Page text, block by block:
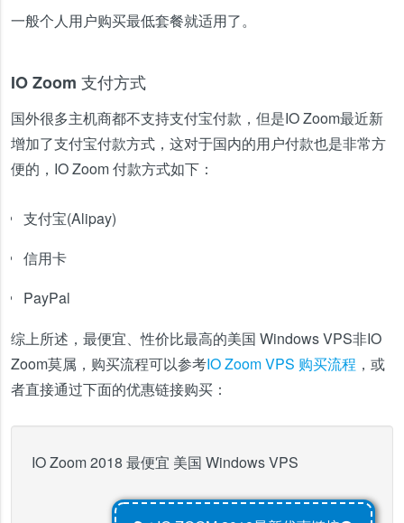
一般个人用户购买最低套餐就适用了。
IO Zoom 支付方式
国外很多主机商都不支持支付宝付款，但是IO Zoom最近新
增加了支付宝付款方式，这对于国内的用户付款也是非常方
便的，IO Zoom 付款方式如下：
支付宝(Alipay)
信用卡
PayPal
综上所述，最便宜、性价比最高的美国 Windows VPS非IO
Zoom莫属，购买流程可以参考IO Zoom VPS 购买流程 ，或
者直接通过下面的优惠链接购买：
IO Zoom 2018 最便宜 美国 Windows VPS